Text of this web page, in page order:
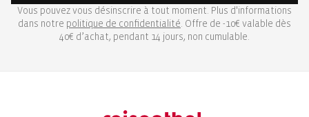
Vous pouvez vous désinscrire à tout moment. Plus d'informations
dans notre politique de confidentialité. Offre de -10€ valable dès
40€ d’achat, pendant 14 jours, non cumulable.